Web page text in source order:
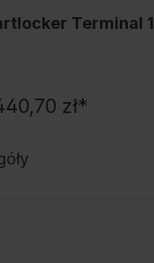
Terminal 1
zł*